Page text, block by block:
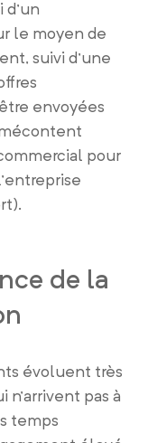
le moyen de
suivi d’une
envoyées
pour
de la
évoluent très
pas à
temps